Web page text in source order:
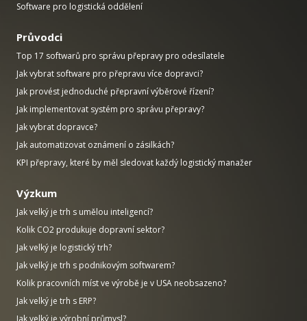
Software pro logistická oddělení
Průvodci
Top 17 softwarů pro správu přepravy pro odesílatele
Jak vybrat software pro přepravu více dopravci?
Jak provést jednoduché přepravní výběrové řízení?
Jak implementovat systém pro správu přepravy?
Jak vybrat dopravce?
Jak automatizovat oznámení o zásilkách?
KPI přepravy, které by měl sledovat každý logistický manažer
Výzkum
Jak velký je trh s umělou inteligencí?
Kolik CO2 produkuje dopravní sektor?
Jak velký je logistický trh?
Jak velký je trh s podnikovým softwarem?
Kolik pracovních míst ve výrobě je v USA neobsazeno?
Jak velký je trh s ERP?
Jak velký je výrobní průmysl?